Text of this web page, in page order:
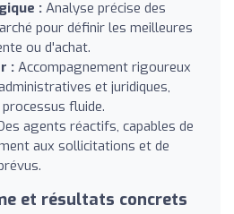
: Analyse précise des
pour définir les meilleures
ou d'achat.
: Accompagnement rigoureux
et juridiques,
fluide.
agents réactifs, capables de
aux sollicitations et de
et résultats concrets